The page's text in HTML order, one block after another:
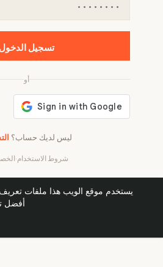
يستخدم موقع الويب هذا ملفات
أفضل
ليس لديك حساب؟
أو
شروط الاستخدام·
تسجيل الدخول
32